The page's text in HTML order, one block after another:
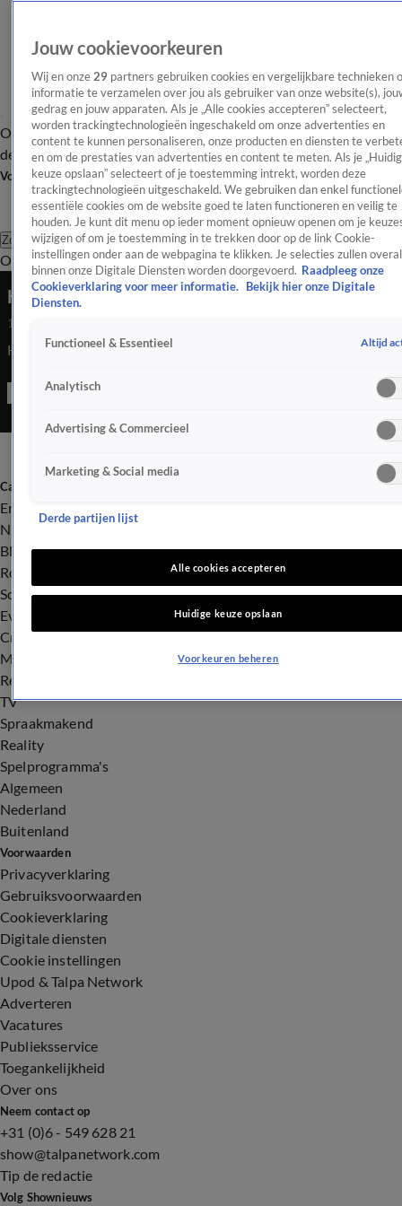
OverzichtAfleveringen Entertainment TV Algemeen
Tip
de redactieNieuwsbrief
Volg Shownieuws
Zoeken
OverzichtEntertainmentSpraakmakendRealityCrimeVideo's
Hommeles tussen Britney Spears en ex
11 aug 2022, 21:39
Hommeles tussen Britney Spears en ex
Categorieën
Entertainment
Nieuws
BN'ers
Royalty
Songfestival
Evenementen
Crime
Misdaad
Rechtszaken
TV
Spraakmakend
Reality
Spelprogramma's
Algemeen
Nederland
Buitenland
Voorwaarden
Privacyverklaring
Gebruiksvoorwaarden
Cookieverklaring
Digitale diensten
Cookie instellingen
Upod & Talpa Network
Adverteren
Vacatures
Publieksservice
Toegankelijkheid
Over ons
Neem contact op
+31 (0)6 - 549 628 21
show@talpanetwork.com
Tip de redactie
Volg Shownieuws
Jouw cookievoorkeuren
Wij en onze 29 partners gebruiken cookies en vergelijkbare technieken
informatie te verzamelen over jou als gebruiker van onze website(s),
gedrag en jouw apparaten. Als je „Alle cookies accepteren” selecteert,
worden trackingtechnologieën ingeschakeld om onze advertenties en
content te kunnen personaliseren, onze producten en diensten te
en om de prestaties van advertenties en content te meten. Als je
keuze opslaan” selecteert of je toestemming intrekt, worden deze
trackingtechnologieën uitgeschakeld. We gebruiken dan enkel
essentiële cookies om de website goed te laten functioneren en veilig te
houden. Je kunt dit menu op ieder moment opnieuw openen om je
wijzigen of om je toestemming in te trekken door op de link Cookie-
instellingen onder aan de webpagina te klikken. Je selecties zullen overal
binnen onze Digitale Diensten worden doorgevoerd. Raadpleeg onze
Cookieverklaring voor meer informatie.
Bekijk hier onze Digitale
Diensten.
Functioneel & Essentieel Altijd
Analytisch
Advertising & Commercieel
Marketing & Social media
Derde partijen lijst
Alle cookies accepteren
Huidige keuze opslaan
Voorkeuren beheren